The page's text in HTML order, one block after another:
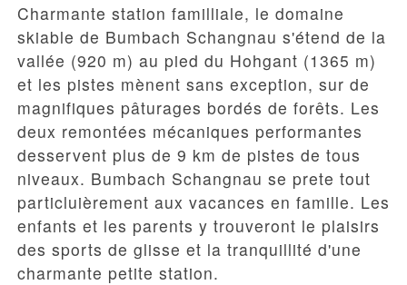
Charmante station familliale, le domaine
skiable de Bumbach Schangnau s'étend de la
vallée (920 m) au pied du Hohgant (1365 m)
et les pistes mènent sans exception, sur de
magnifiques pâturages bordés de forêts. Les
deux remontées mécaniques performantes
desservent plus de 9 km de pistes de tous
niveaux. Bumbach Schangnau se prete tout
particluièrement aux vacances en famille. Les
enfants et les parents y trouveront le plaisirs
des sports de glisse et la tranquillité d'une
charmante petite station.